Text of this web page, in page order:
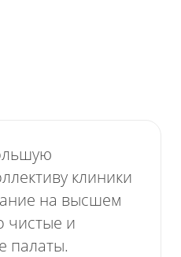
клиники
на высшем
чистые и
палаты.